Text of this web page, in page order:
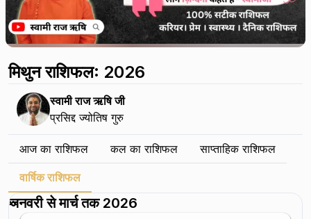
मिथुन राशिफल: 2026
स्वामी राज ऋषि जी
प्रसिद्द ज्योतिष गुरु
आज का राशिफल कल का राशिफल साप्ताहिक राशिफल
वार्षिक राशिफल
जनवरी से मार्च तक 2026